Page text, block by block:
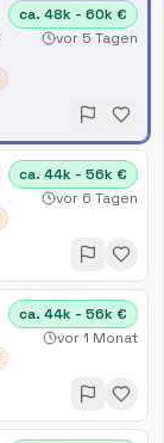
ca. 48k - 60k €
vor 5 Tagen
ca. 44k - 56k €
vor 6 Tagen
ca. 44k - 56k €
vor 1 Monat